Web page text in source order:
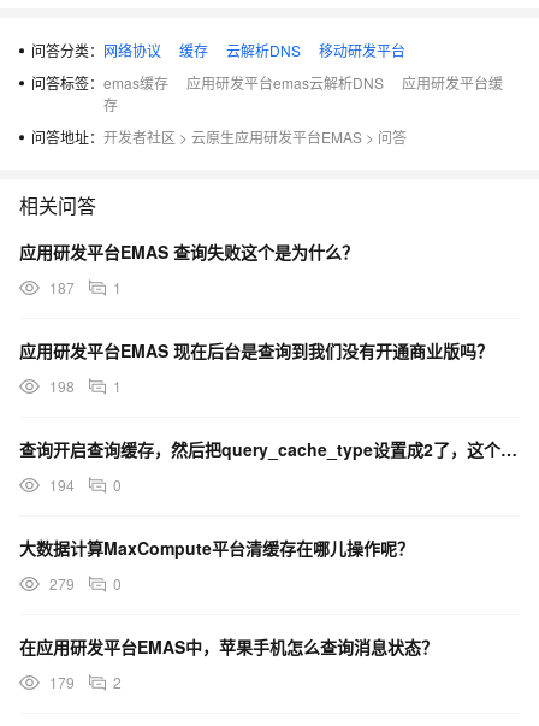
问答分类： 网络协议 缓存 云解析DNS
移动研发平台
问答标签： emas缓存 应用研发平台emas云解析DNS
应用研发平台缓
存
问答地址： 开发者社区 > 云原生应用研发平台EMAS > 问答
相关问答
应用研发平台EMAS 查询失败这个是为什么？
187 1
应用研发平台EMAS 现在后台是查询到我们没有开通商业版吗？
198 1
查询开启查询缓存，然后把query_cache_type设置成2了，这个查询并没有变快，为什么？
194 0
大数据计算MaxCompute平台清缓存在哪儿操作呢？
279 0
在应用研发平台EMAS中，苹果手机怎么查询消息状态？
179 2